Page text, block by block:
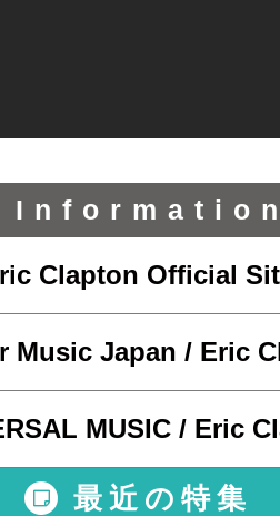
Clapton Official
Music Japan / Eric
MUSIC / Eric
最近の特集